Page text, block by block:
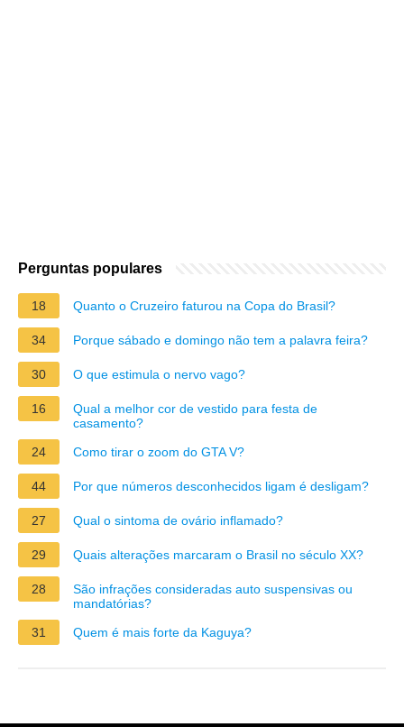
Perguntas populares
18 Quanto o Cruzeiro faturou na Copa do Brasil?
34 Porque sábado e domingo não tem a palavra feira?
30 O que estimula o nervo vago?
16
Qual a melhor cor de vestido para festa de
casamento?
24
Como tirar o zoom do GTA V?
44 Por que números desconhecidos ligam é desligam?
27 Qual o sintoma de ovário inflamado?
29 Quais alterações marcaram o Brasil no século XX?
28
São infrações consideradas auto suspensivas ou
mandatórias?
31
Quem é mais forte da Kaguya?